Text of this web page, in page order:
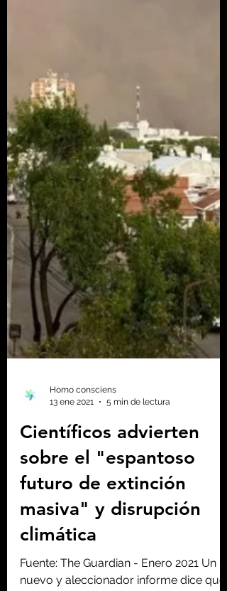
Homo consciens
13 ene 2021
5 min de lectura
Científicos advierten
sobre el "espantoso